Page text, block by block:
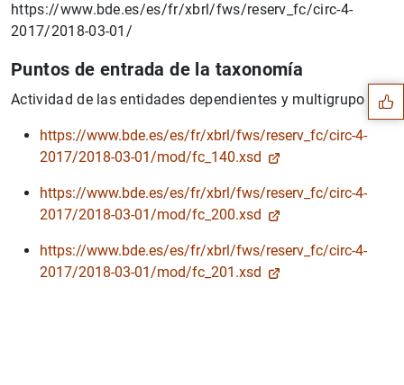
https://www.bde.es/es/fr/xbrl/fws/reserv_fc/circ-4-
2017/2018-03-01/
Puntos de entrada de la taxonomía
Actividad de las entidades dependientes y multigrupo
https://www.bde.es/es/fr/xbrl/fws/reserv_fc/circ-4-
2017/2018-03-01/mod/fc_140.xsd
https://www.bde.es/es/fr/xbrl/fws/reserv_fc/circ-4-
2017/2018-03-01/mod/fc_200.xsd
https://www.bde.es/es/fr/xbrl/fws/reserv_fc/circ-4-
2017/2018-03-01/mod/fc_201.xsd
Suggestions